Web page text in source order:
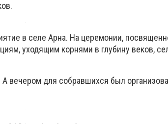
в селе Арна. На церемонии,
уходящим корнями в глубину веков,
вечером для собравшихся был